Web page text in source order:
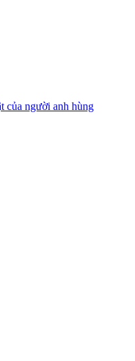
của người anh hùng